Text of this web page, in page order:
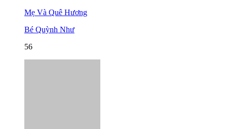
Mẹ Và Quê Hương
Bé Quỳnh Như
56